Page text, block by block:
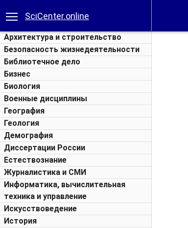
SciCenter.online
Архитектура и строительство
Безопасность жизнедеятельности
Библиотечное дело
Бизнес
Биология
Военные дисциплины
География
Геология
Демография
Диссертации России
Естествознание
Журналистика и СМИ
Информатика, вычислительная
техника и управление
Искусствоведение
История